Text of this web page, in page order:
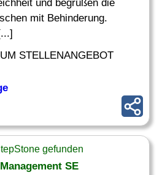
und begrüßen die
mit Behinderung.
STELLENANGEBOT
gefunden
SE